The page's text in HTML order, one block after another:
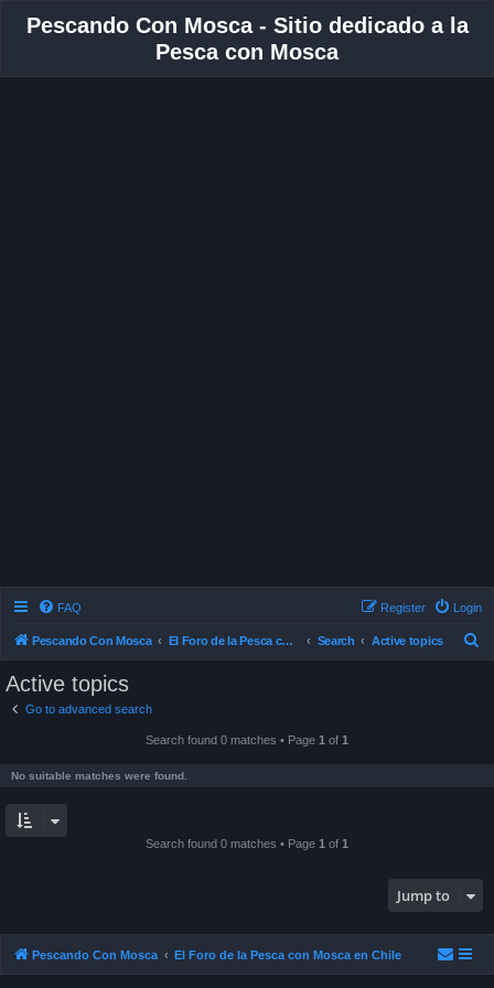
Pescando Con Mosca - Sitio dedicado a la
Pesca con Mosca
FAQ Login
Register
Pescando Con Mosca El Foro de la Pesca con Mosca en Chile Search Active topics
Active topics
Go to advanced search
Search found 0 matches • Page 1 of 1
No suitable matches were found.
Search found 0 matches • Page 1 of 1
Jump to
Pescando Con Mosca El Foro de la Pesca con Mosca en Chile